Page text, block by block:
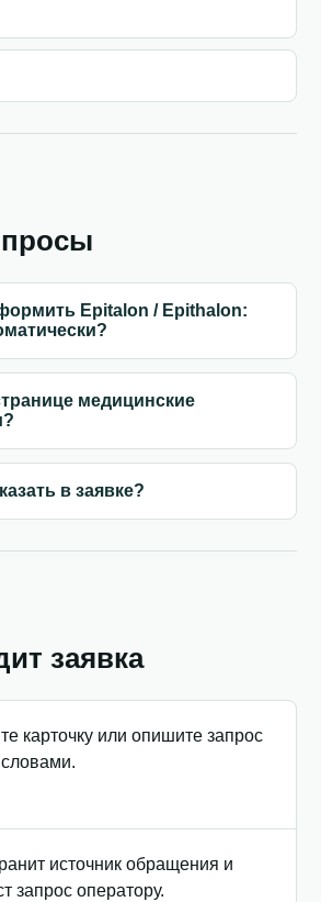
Epitalon / Epithalon:
медицинские
в заявке?
заявка
карточку или опишите запрос
источник обращения и
запрос оператору.